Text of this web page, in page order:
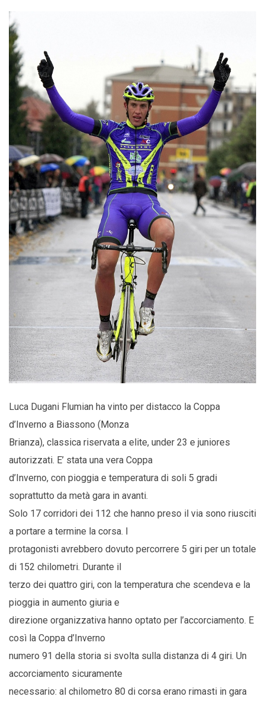
Luca Dugani Flumian ha vinto per distacco la Coppa
d’Inverno a Biassono (Monza
Brianza), classica riservata a elite, under 23 e juniores
autorizzati. E’ stata una vera Coppa
d’Inverno, con pioggia e temperatura di soli 5 gradi
soprattutto da metà gara in avanti.
Solo 17 corridori dei 112 che hanno preso il via sono riusciti
a portare a termine la corsa. I
protagonisti avrebbero dovuto percorrere 5 giri per un totale
di 152 chilometri. Durante il
terzo dei quattro giri, con la temperatura che scendeva e la
pioggia in aumento giuria e
direzione organizzativa hanno optato per l’accorciamento. E
così la Coppa d’Inverno
numero 91 della storia si svolta sulla distanza di 4 giri. Un
accorciamento sicuramente
necessario: al chilometro 80 di corsa erano rimasti in gara